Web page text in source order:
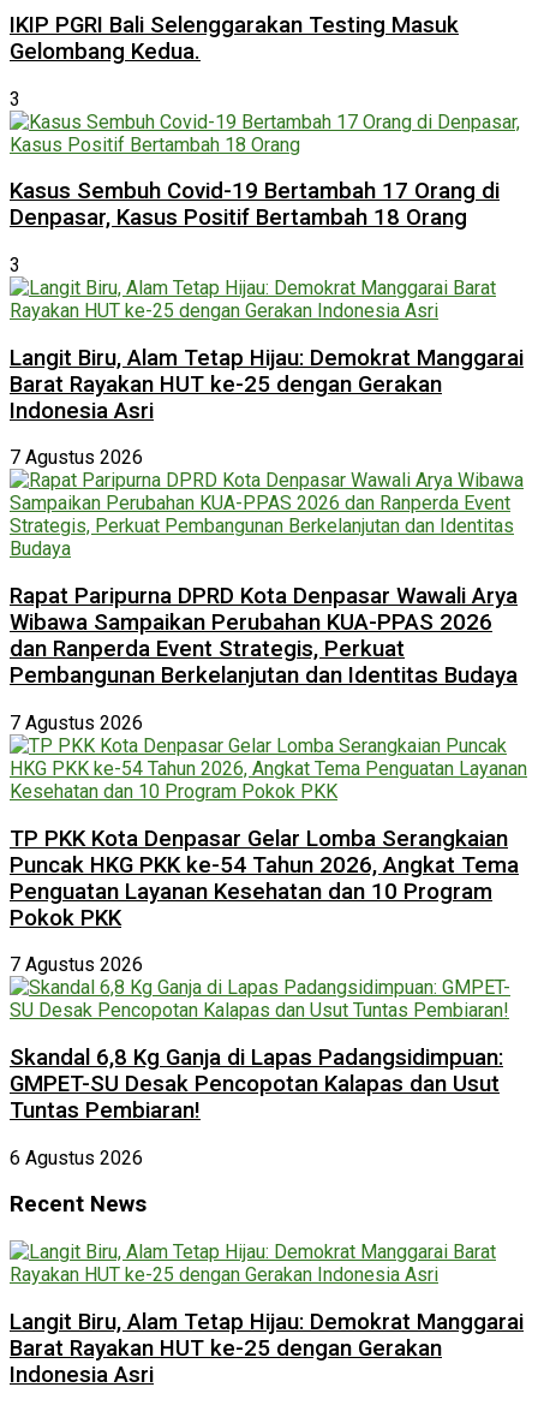
IKIP PGRI Bali Selenggarakan Testing Masuk
Gelombang Kedua.
3
Kasus Sembuh Covid-19 Bertambah 17 Orang di
Denpasar, Kasus Positif Bertambah 18 Orang
3
Langit Biru, Alam Tetap Hijau: Demokrat Manggarai
Barat Rayakan HUT ke-25 dengan Gerakan
Indonesia Asri
7 Agustus 2026
Rapat Paripurna DPRD Kota Denpasar Wawali Arya
Wibawa Sampaikan Perubahan KUA-PPAS 2026
dan Ranperda Event Strategis, Perkuat
Pembangunan Berkelanjutan dan Identitas Budaya
7 Agustus 2026
TP PKK Kota Denpasar Gelar Lomba Serangkaian
Puncak HKG PKK ke-54 Tahun 2026, Angkat Tema
Penguatan Layanan Kesehatan dan 10 Program
Pokok PKK
7 Agustus 2026
Skandal 6,8 Kg Ganja di Lapas Padangsidimpuan:
GMPET-SU Desak Pencopotan Kalapas dan Usut
Tuntas Pembiaran!
6 Agustus 2026
Recent News
Langit Biru, Alam Tetap Hijau: Demokrat Manggarai
Barat Rayakan HUT ke-25 dengan Gerakan
Indonesia Asri